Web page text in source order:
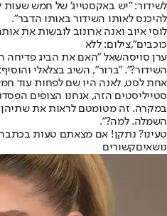
לשידור: "יש באקסטייג' של חמש שעות
להיכנס לאותו השידור באותו הדבר".
לוסי איוב ואנה ארונוב לובשות את
כוכבים",צילום: ללא
ערן סויסהשאל "האם את הביג פדיחה
השידור?". "ברור", השיב בצלאלי
אחת לסט, לאנה היו שם לפחות עוד
סטייליסטים הזה, אנחנו הצופים
במקרה. זה מטומטם לראות את שתיהן
השמלה. למה?".
טעינו? נתקן! אם מצאתם טעות
נושאיםקשורים